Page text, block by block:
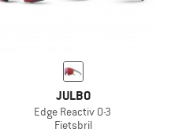
JULBO
Edge Reactiv 0-3
Fietsbril